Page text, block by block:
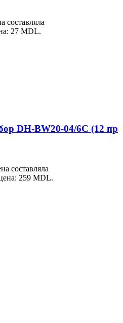
составляла
27 MDL.
DH-BW20-04/6C (12 пр
составляла
259 MDL.